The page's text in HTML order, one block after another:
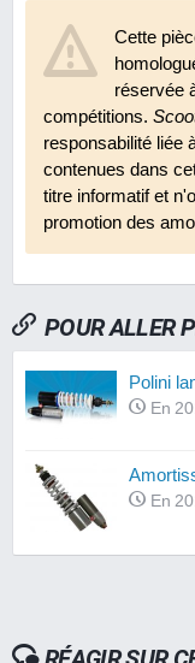
Cette
réservée
compétitions.
responsabilité liée
contenues dans
titre informatif et
promotion des
POUR ALLER
Polini
En
En